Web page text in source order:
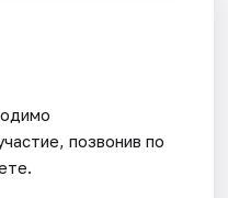
позвонив по